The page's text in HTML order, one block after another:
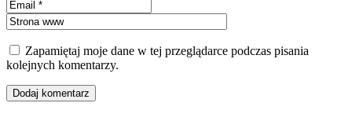
Zapamiętaj moje dane w tej przeglądarce podczas pisania
kolejnych komentarzy.